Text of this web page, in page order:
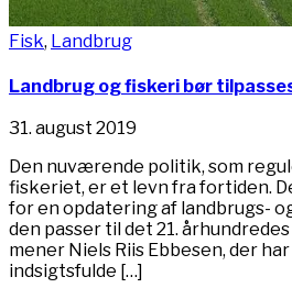
Fisk, Landbrug
Landbrug og fiskeri bør
31. august 2019
Den nuværende politik, som
fiskeriet, er et levn fra fortiden.
for en opdatering af landbrugs-
den passer til det 21.
mener Niels Riis Ebbesen, der
indsigtsfulde […]